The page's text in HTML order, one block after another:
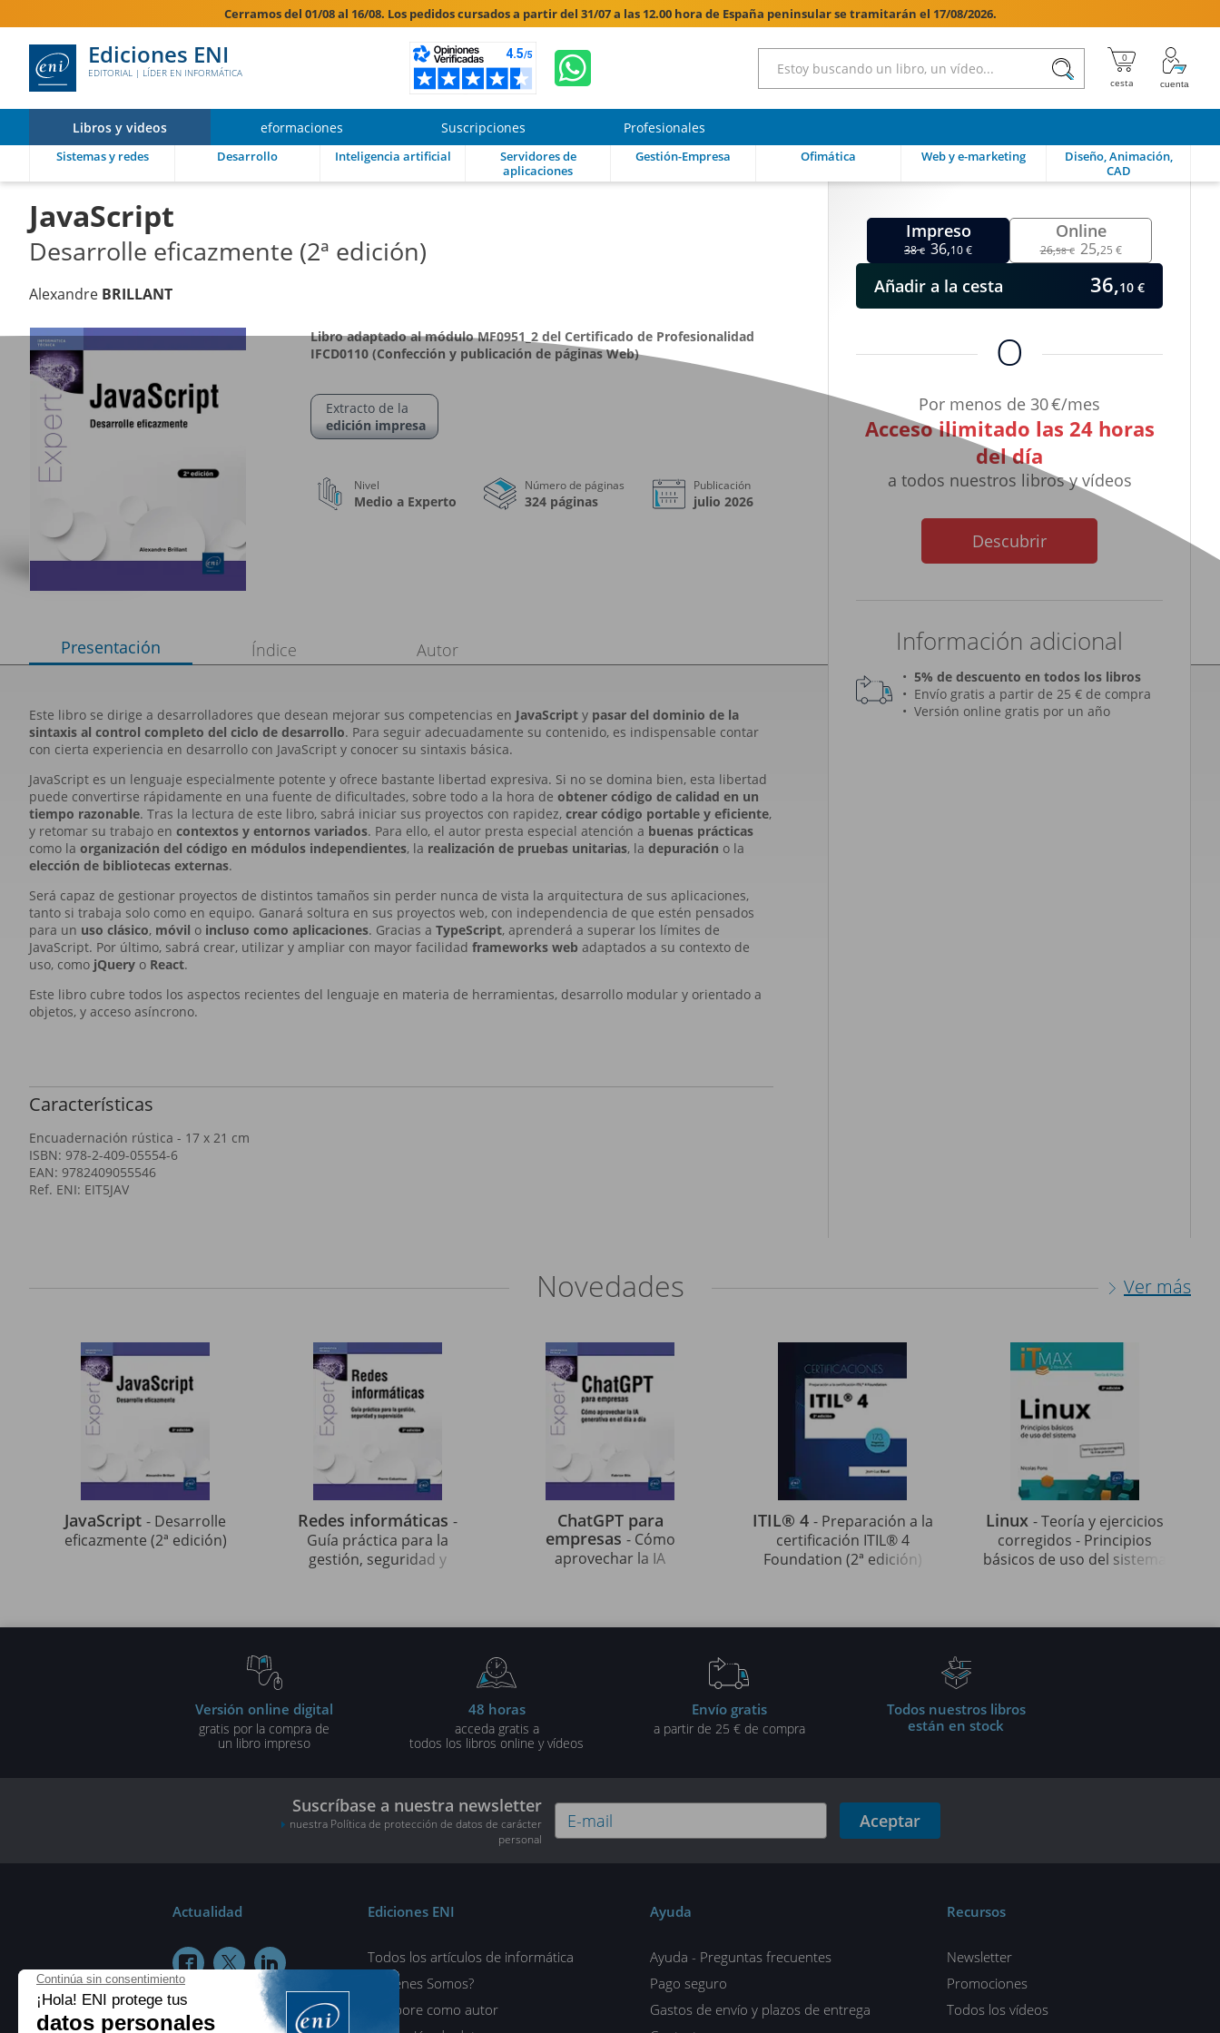
Cerramos del 01/08 al 16/08. Los pedidos cursados a partir del 31/07 a las 12.00 hora de España peninsular se tramitarán el 17/08/2026.
Ediciones ENI
EDITORIAL | LÍDER EN INFORMÁTICA 
Libros y videos eformaciones Suscripciones Profesionales
Sistemas y redes Desarrollo Inteligencia artificial
Servidores de
aplicaciones
Gestión-Empresa Ofimática Web y e-marketing
Diseño, Animación,
CAD
JavaScript
Desarrolle eficazmente (2ª edición)
Alexandre BRILLANT
Impreso
38€ 36,10 €
O
Por menos de 30 €/mes
Acceso ilimitado las 24 horas
del día
a todos nuestros libros y vídeos
Descubrir
Información adicional
5% de descuento en todos los libros
Envío gratis a partir de 25 € de compra
Versión online gratis por un año
Online
26,58 € 25,25 €
Añadir a la cesta 36,10 €
Libro adaptado al módulo MF0951_2 del Certificado de Profesionalidad
IFCD0110 (Confección y publicación de páginas Web)
Extracto de la
edición impresa
Nivel
Medio a Experto
Número de páginas
324 páginas
Publicación
julio 2026
Presentación
Este libro se dirige a desarrolladores que desean mejorar sus competencias en JavaScript y pasar del dominio de la
sintaxis al control completo del ciclo de desarrollo. Para seguir adecuadamente su contenido, es indispensable contar
con cierta experiencia en desarrollo con JavaScript y conocer su sintaxis básica.
JavaScript es un lenguaje especialmente potente y ofrece bastante libertad expresiva. Si no se domina bien, esta libertad
puede convertirse rápidamente en una fuente de dificultades, sobre todo a la hora de obtener código de calidad en un
tiempo razonable. Tras la lectura de este libro, sabrá iniciar sus proyectos con rapidez, crear código portable y eficiente,
y retomar su trabajo en contextos y entornos variados. Para ello, el autor presta especial atención a buenas prácticas
como la organización del código en módulos independientes, la realización de pruebas unitarias, la depuración o la
elección de bibliotecas externas.
Será capaz de gestionar proyectos de distintos tamaños sin perder nunca de vista la arquitectura de sus aplicaciones,
tanto si trabaja solo como en equipo. Ganará soltura en sus proyectos web, con independencia de que estén pensados
para un uso clásico, móvil o incluso como aplicaciones. Gracias a TypeScript, aprenderá a superar los límites de
JavaScript. Por último, sabrá crear, utilizar y ampliar con mayor facilidad frameworks web adaptados a su contexto de
uso, como jQuery o React.
Este libro cubre todos los aspectos recientes del lenguaje en materia de herramientas, desarrollo modular y orientado a
objetos, y acceso asíncrono.
Características
Encuadernación rústica - 17 x 21 cm
ISBN: 978-2-409-05554-6
EAN: 9782409055546
Ref. ENI: EIT5JAV
Índice Autor
Novedades Ver más
JavaScript - Desarrolle
eficazmente (2ª edición)
Redes informáticas -
Guía práctica para la
gestión, seguridad y
ChatGPT para
empresas - Cómo
aprovechar la IA
ITIL® 4 - Preparación a la
certificación ITIL® 4
Foundation (2ª edición)
Linux - Teoría y ejercicios
corregidos - Principios
básicos de uso del sistema
Versión online digital
gratis por la compra de
un libro impreso
48 horas
acceda gratis a
todos los libros online y vídeos
Envío gratis
a partir de 25 € de compra
Todos nuestros libros
están en stock
Suscríbase a nuestra newsletter
nuestra Política de protección de datos de carácter
personal
Aceptar
Actualidad
  
Ediciones ENI
Todos los artículos de informática
¿Quiénes Somos?
Colabore como autor
Ayuda
Ayuda - Preguntas frecuentes
Pago seguro
Gastos de envío y plazos de entrega
Recursos
Newsletter
Promociones
Todos los vídeos